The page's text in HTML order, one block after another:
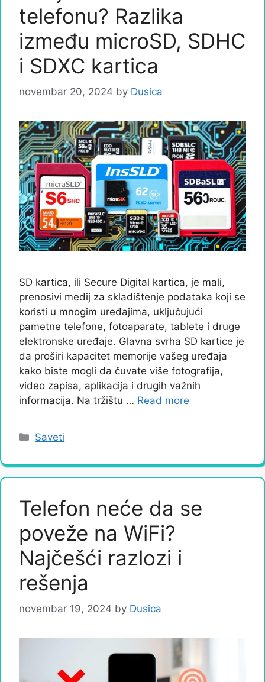
telefonu? Razlika
između microSD, SDHC
i SDXC kartica
novembar 20, 2024 by Dusica
SD kartica, ili Secure Digital kartica, je mali,
prenosivi medij za skladištenje podataka koji se
koristi u mnogim uređajima, uključujući
pametne telefone, fotoaparate, tablete i druge
elektronske uređaje. Glavna svrha SD kartice je
da proširi kapacitet memorije vašeg uređaja
kako biste mogli da čuvate više fotografija,
video zapisa, aplikacija i drugih važnih
informacija. Na tržištu … Read more
Categories
Saveti
Telefon neće da se
poveže na WiFi?
Najčešći razlozi i
rešenja
novembar 19, 2024 by Dusica